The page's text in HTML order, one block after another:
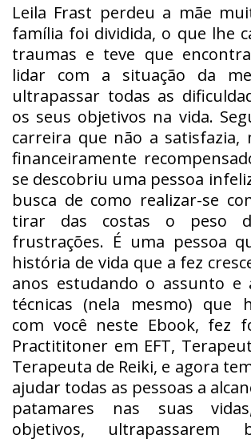
Leila Frast perdeu a mãe
família foi dividida, o que lhe
traumas e teve que
lidar com a situação da
ultrapassar todas as
os seus objetivos na vida.
carreira que não a satisfazia,
financeiramente
se descobriu uma pessoa
busca de como realizar-se
tirar das costas o peso
frustrações. É uma pessoa
história de vida que a fez
anos estudando o assunto e
técnicas (nela mesmo) que
com você neste Ebook, fez
Practititoner em EFT,
Terapeuta de Reiki, e agora
ajudar todas as pessoas a
patamares nas suas
objetivos, ultrapassarem